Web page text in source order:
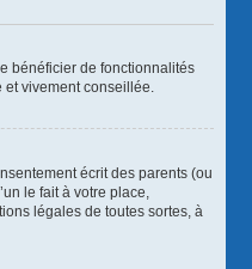
bénéficier de fonctionnalités
et vivement conseillée.
écrit des parents (ou
le fait à votre place,
légales de toutes sortes, à